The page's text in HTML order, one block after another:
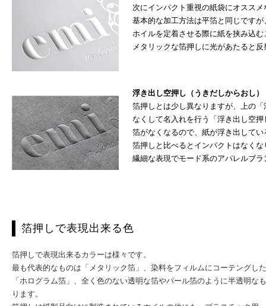
次にインパクト重視の紙袋にオスス
基本的な加工方法は平箔と同じです
ホイルを定着させる際に紙を挟み込
メタリックな箔押しに光があたると
浮き出し空押し（うきだしからおし）
箔押しとは少し異なりますが、上の
なくして名入れを行う「浮き出し空
箔がなくなるので、紙が浮き出して
箔押しと比べるとインパクトはなくな
繊細な表現でモード系のアパレルブ
箔押しで表現出来る色
箔押しで表現出来るカラーは様々です。
最も代表的なものは「メタリック箔」、染料をフィルムにコーテングし
「ホログラム箔」、全く色のない透明な箔やパール箔のように半透明
ります。